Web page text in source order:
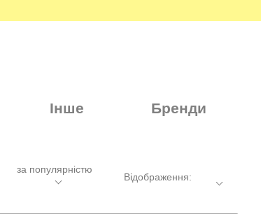
Інше Бренди
за популярністю
Відображення: